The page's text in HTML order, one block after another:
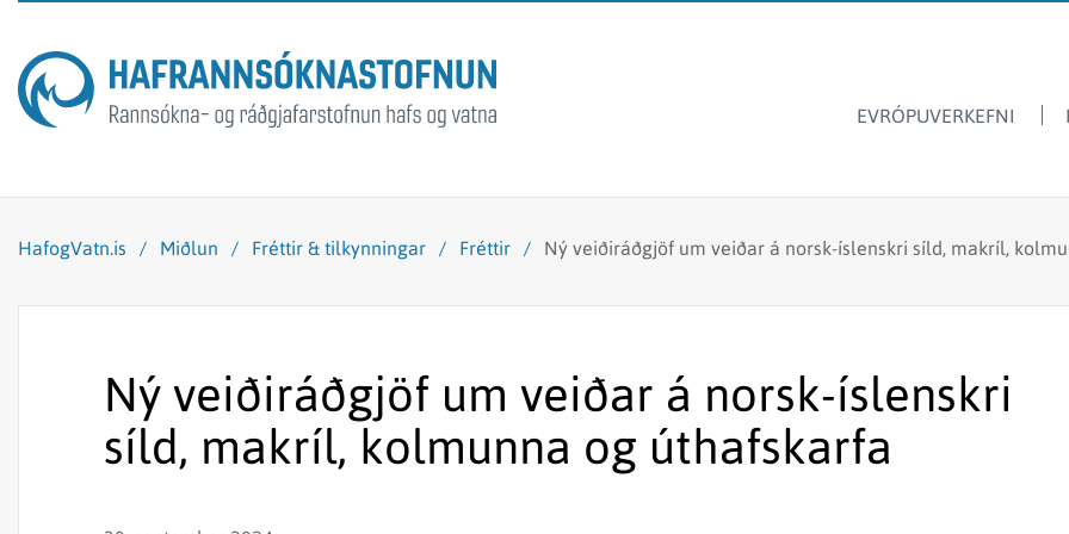
EVRÓPUVERKEFNI
Dýrasvif
Fiskmerkingar
Framandi sjávarlífverur
Hvalarannsóknir
Ársskýrslur
Fréttir & tilkynningar
Lax- og silungsveiðin -
tölur
Hafrannsóknastofnun
HafogVatn.is / Miðlun / Fréttir & tilkynningar / Fréttir / Ný veiðiráðgjöf um veiðar á norsk-íslenskri síld, makríl,
Ný veiðiráðgjöf um veiðar á norsk-íslenskri
síld, makríl, kolmunna og úthafskarfa